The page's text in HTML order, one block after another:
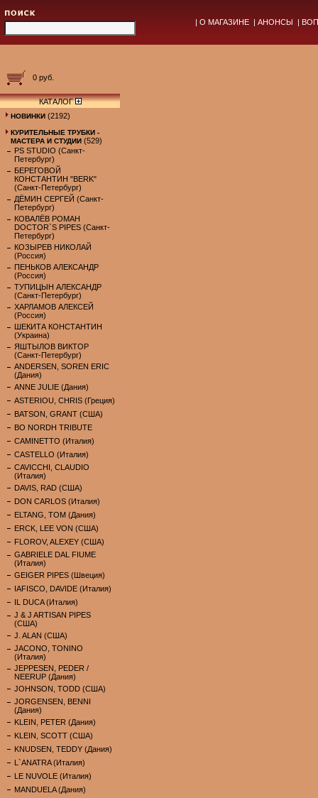
| О МАГАЗИНЕ | АНОНСЫ |
0 руб.
КАТАЛОГ
НОВИНКИ (2192)
КУРИТЕЛЬНЫЕ ТРУБКИ -
МАСТЕРА И СТУДИИ (529)
PS STUDIO (Санкт-
Петербург)
БЕРЕГОВОЙ
КОНСТАНТИН "BERK"
(Санкт-Петербург)
ДЁМИН СЕРГЕЙ (Санкт-
Петербург)
КОВАЛЁВ РОМАН
DOCTOR`S PIPES (Санкт-
Петербург)
КОЗЫРЕВ НИКОЛАЙ
(Россия)
ПЕНЬКОВ АЛЕКСАНДР
(Россия)
ТУПИЦЫН АЛЕКСАНДР
(Санкт-Петербург)
ХАРЛАМОВ АЛЕКСЕЙ
(Россия)
ШЕКИТА КОНСТАНТИН
(Украина)
ЯШТЫЛОВ ВИКТОР
(Санкт-Петербург)
ANDERSEN, SOREN ERIC
(Дания)
ANNE JULIE (Дания)
ASTERIOU, CHRIS (Греция)
BATSON, GRANT (США)
BO NORDH TRIBUTE
CAMINETTO (Италия)
CASTELLO (Италия)
CAVICCHI, CLAUDIO
(Италия)
DAVIS, RAD (США)
DON CARLOS (Италия)
ELTANG, TOM (Дания)
ERCK, LEE VON (США)
FLOROV, ALEXEY (США)
GABRIELE DAL FIUME
(Италия)
GEIGER PIPES (Швеция)
IAFISCO, DAVIDE (Италия)
IL DUCA (Италия)
J & J ARTISAN PIPES
(США)
J. ALAN (США)
JACONO, TONINO
(Италия)
JEPPESEN, PEDER /
NEERUP (Дания)
JOHNSON, TODD (США)
JORGENSEN, BENNI
(Дания)
KLEIN, PETER (Дания)
KLEIN, SCOTT (США)
KNUDSEN, TEDDY (Дания)
L`ANATRA (Италия)
LE NUVOLE (Италия)
MANDUELA (Дания)